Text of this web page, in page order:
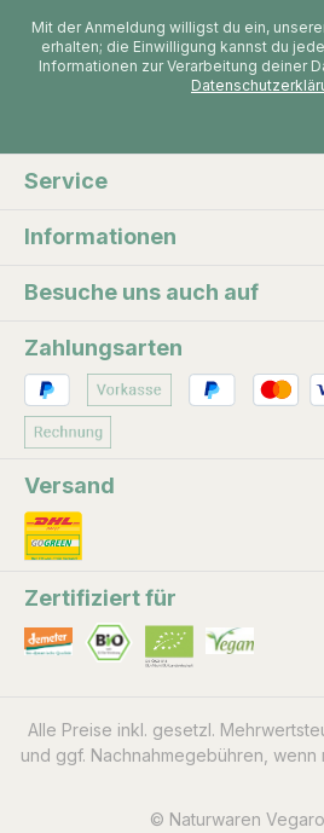
Mit der Anmeldung willigst du ein,
erhalten; die Einwilligung kannst du
Informationen zur Verarbeitung deiner
Service
Informationen
Besuche uns auch auf
Zahlungsarten
Versand
Zertifiziert für
Alle Preise inkl. gesetzl.
und ggf. Nachnahmegebühren,
© Naturwaren